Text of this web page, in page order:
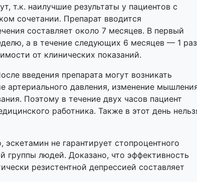
т.к. наилучшие результаты у пациентов с
сочетании. Препарат вводится
составляет около 7 месяцев. В первый
а в течение следующих 6 месяцев — 1 раз
от клинических показаний.
введения препарата могут возникать
артериального давления, изменение
Поэтому в течение двух часов пациент
работника. Также в этот день
не гарантирует стопроцентного
группы людей. Доказано, что эффективность
резистентной депрессией составляет